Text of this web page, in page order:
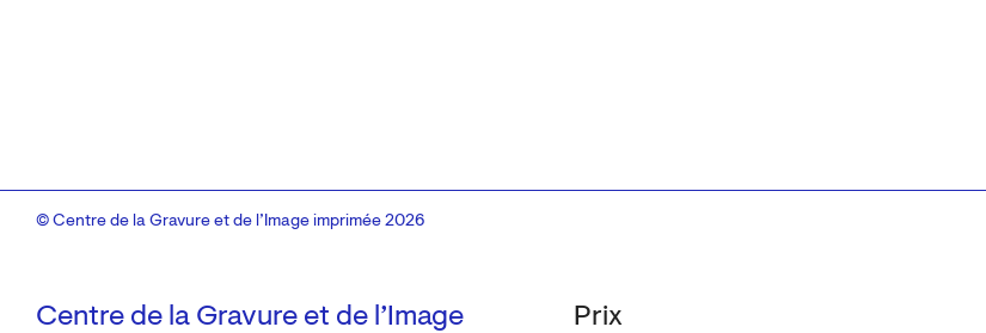
Centre de la Gravure et de l’Image
Prix
© Centre de la Gravure et de l’Image imprimée 2026